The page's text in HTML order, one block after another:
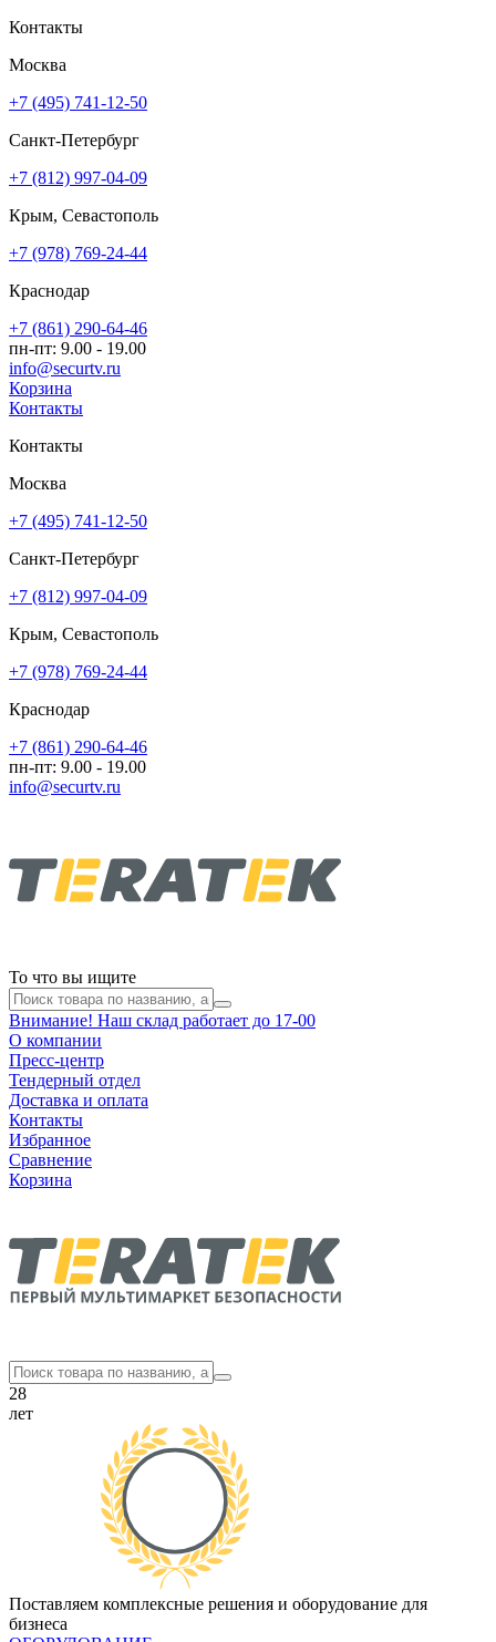
Контакты
Москва
+7 (495) 741-12-50
Санкт-Петербург
+7 (812) 997-04-09
Крым, Севастополь
+7 (978) 769-24-44
Краснодар
+7 (861) 290-64-46
пн-пт: 9.00 - 19.00
info@securtv.ru
Корзина
Контакты
Контакты
Москва
+7 (495) 741-12-50
Санкт-Петербург
+7 (812) 997-04-09
Крым, Севастополь
+7 (978) 769-24-44
Краснодар
+7 (861) 290-64-46
пн-пт: 9.00 - 19.00
info@securtv.ru
То что вы ищите
Внимание! Наш склад работает до 17-00
О компании
Пресс-центр
Тендерный отдел
Доставка и оплата
Контакты
Избранное
Сравнение
Корзина
28
лет
Поставляем комплексные решения и оборудование для
бизнеса